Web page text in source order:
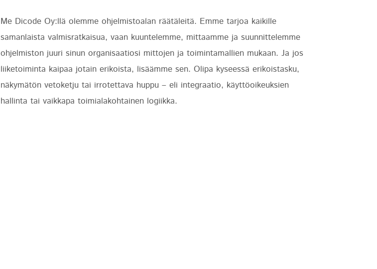
Me Dicode Oy:llä olemme ohjelmistoalan räätäleitä. Emme tarjoa kaikille
samanlaista valmisratkaisua, vaan kuuntelemme, mittaamme ja suunnittelemme
ohjelmiston juuri sinun organisaatiosi mittojen ja toimintamallien mukaan. Ja jos
liiketoiminta kaipaa jotain erikoista, lisäämme sen. Olipa kyseessä erikoistasku,
näkymätön vetoketju tai irrotettava huppu – eli integraatio, käyttöoikeuksien
hallinta tai vaikkapa toimialakohtainen logiikka.